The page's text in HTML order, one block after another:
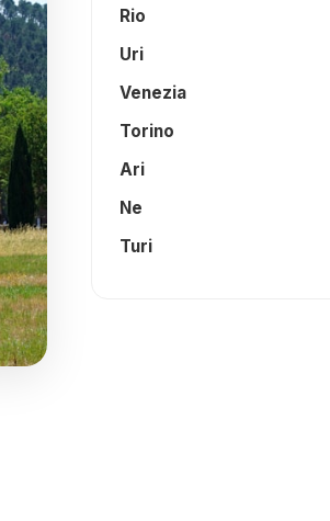
Rio
Uri
Venezia
Torino
Ari
Ne
Turi